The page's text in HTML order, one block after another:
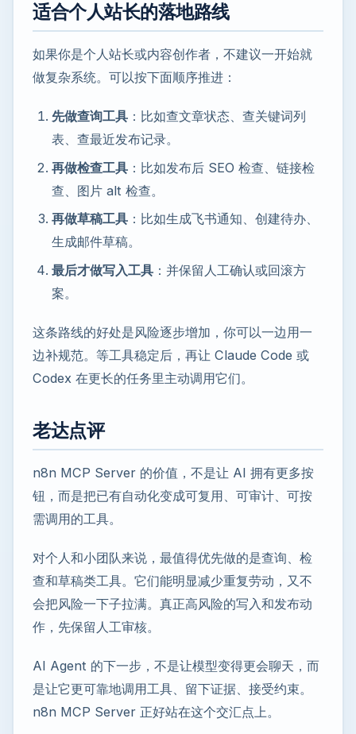
适合个人站长的落地路线
如果你是个人站长或内容创作者，不建议一开始就
做复杂系统。可以按下面顺序推进：
先做查询工具 ：比如查文章状态、查关键词列
表、查最近发布记录。
再做检查工具 ：比如发布后 SEO 检查、链接检
查、图片 alt 检查。
再做草稿工具 ：比如生成飞书通知、创建待办、
生成邮件草稿。
最后才做写入工具 ：并保留人工确认或回滚方
案。
这条路线的好处是风险逐步增加，你可以一边用一
边补规范。等工具稳定后，再让 Claude Code 或
Codex 在更长的任务里主动调用它们。
老达点评
n8n MCP Server 的价值，不是让 AI 拥有更多按
钮，而是把已有自动化变成可复用、可审计、可按
需调用的工具。
对个人和小团队来说，最值得优先做的是查询、检
查和草稿类工具。它们能明显减少重复劳动，又不
会把风险一下子拉满。真正高风险的写入和发布动
作，先保留人工审核。
AI Agent 的下一步，不是让模型变得更会聊天，而
是让它更可靠地调用工具、留下证据、接受约束。
n8n MCP Server 正好站在这个交汇点上。